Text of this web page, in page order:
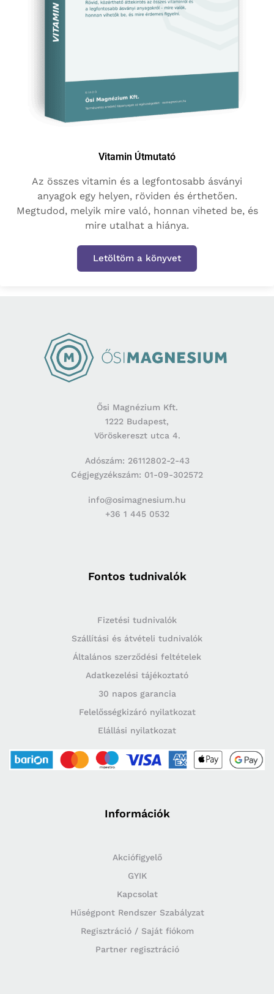
Vitamin Útmutató
Az összes vitamin és a legfontosabb ásványi
anyagok egy helyen, röviden és érthetően.
Megtudod, melyik mire való, honnan viheted be, és
mire utalhat a hiánya.
Letöltöm a könyvet
Ősi Magnézium Kft.
1222 Budapest,
Vöröskereszt utca 4.
Adószám: 26112802-2-43
Cégjegyzékszám: 01-09-302572
info@osimagnesium.hu
+36 1 445 0532
Fontos tudnivalók
Fizetési tudnivalók
Szállítási és átvételi tudnivalók
Általános szerződési feltételek
Adatkezelési tájékoztató
30 napos garancia
Felelősségkizáró nyilatkozat
Elállási nyilatkozat
Információk
Akciófigyelő
GYIK
Kapcsolat
Hűségpont Rendszer Szabályzat
Regisztráció / Saját fiókom
Partner regisztráció